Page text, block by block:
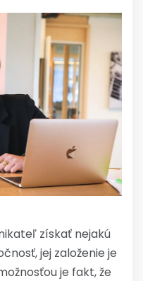
získať nejakú
jej založenie je
je fakt, že